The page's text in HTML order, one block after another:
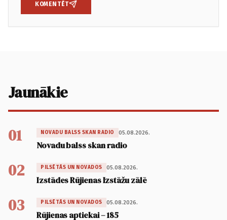
KOMENTĒT
Jaunākie
01 NOVADU BALSS SKAN RADIO 05.08.2026.
Novadu balss skan radio
02 PILSĒTĀS UN NOVADOS 05.08.2026.
Izstādes Rūjienas Izstāžu zālē
03 PILSĒTĀS UN NOVADOS 05.08.2026.
Rūjienas aptiekai – 185